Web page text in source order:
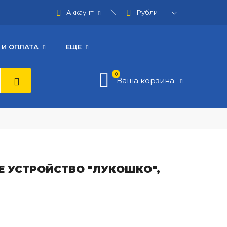
Аккаунт
ОПЛАТА ЕЩЕ
0
Ваша корзина
УСТРОЙСТВО "ЛУКОШКО",